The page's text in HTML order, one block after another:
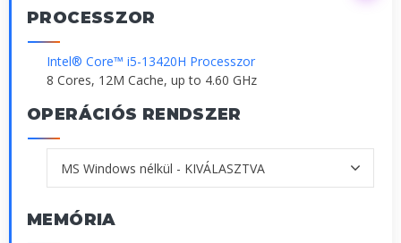
PROCESSZOR
Intel® Core™ i5-13420H Processzor
8 Cores, 12M Cache, up to 4.60 GHz
OPERÁCIÓS RENDSZER
MEMÓRIA